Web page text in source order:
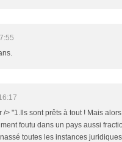
/> "1.Ils sont prêts à tout ! Mais
foutu dans un pays aussi
toutes les instances